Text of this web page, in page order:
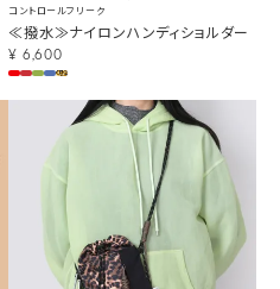
コントロールフリーク
≪撥水≫ナイロンハンディショルダー
¥ 6,600